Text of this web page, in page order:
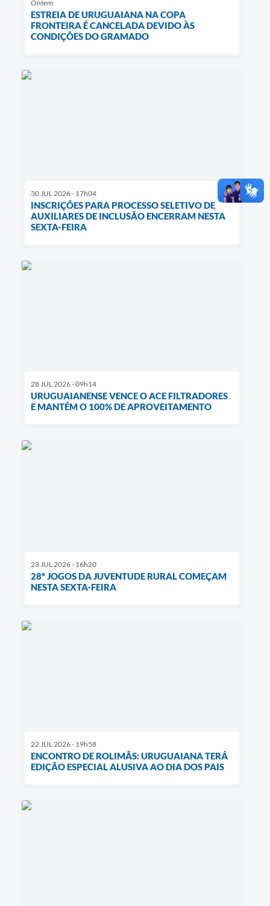
Ontem
ESTREIA DE URUGUAIANA NA COPA
FRONTEIRA É CANCELADA DEVIDO ÀS
CONDIÇÕES DO GRAMADO
30 JUL 2026 - 17h04
INSCRIÇÕES PARA PROCESSO SELETIVO DE
AUXILIARES DE INCLUSÃO ENCERRAM NESTA
SEXTA-FEIRA
28 JUL 2026 - 09h14
URUGUAIANENSE VENCE O ACE FILTRADORES
E MANTÉM O 100% DE APROVEITAMENTO
23 JUL 2026 - 16h20
28º JOGOS DA JUVENTUDE RURAL COMEÇAM
NESTA SEXTA-FEIRA
22 JUL 2026 - 19h58
ENCONTRO DE ROLIMÃS: URUGUAIANA TERÁ
EDIÇÃO ESPECIAL ALUSIVA AO DIA DOS PAIS